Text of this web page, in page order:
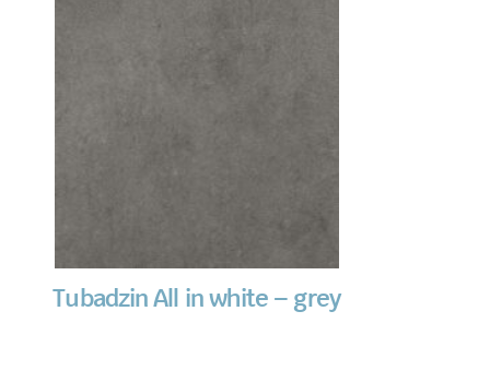
Tubadzin All in white – grey